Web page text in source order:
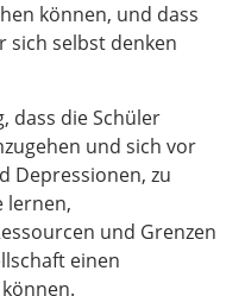
können, und dass
sich selbst denken
dass die Schüler
und sich vor
Depressionen, zu
lernen,
und Grenzen
einen